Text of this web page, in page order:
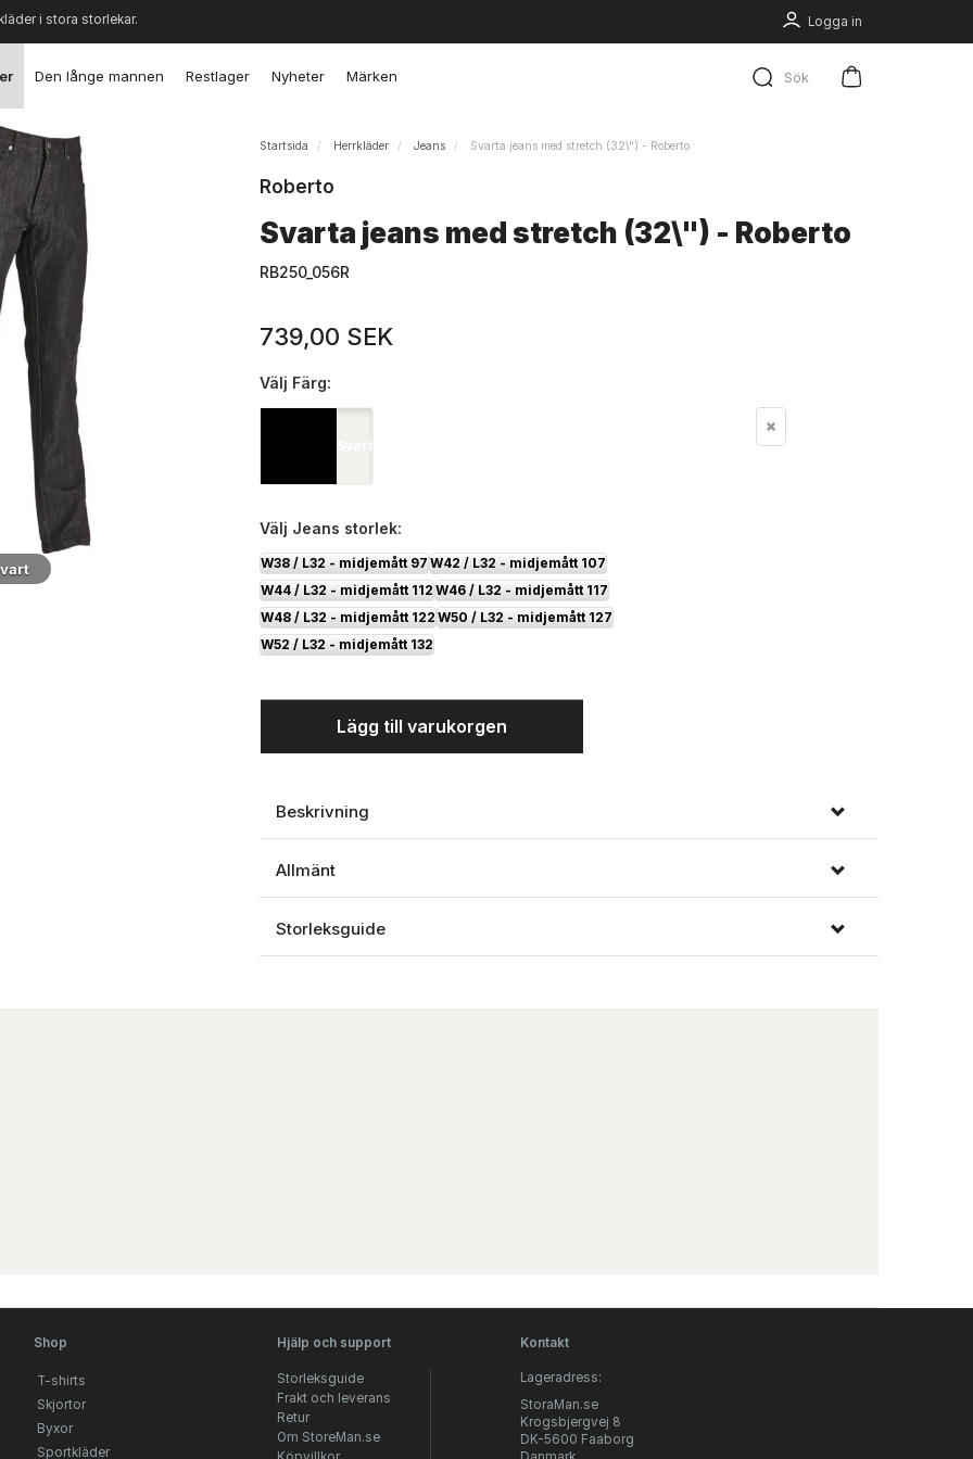
Logga in
i stora storlekar.
Sök
Den långe mannen Restlager Nyheter Märken
Startsida Herrkläder Jeans Svarta jeans med stretch (32\") - Roberto
Roberto
Svarta jeans med stretch (32\") - Roberto
RB250_056R
739,00 SEK
Välj Färg:
Svart
Välj Jeans storlek:
W38 / L32 - midjemått 97 W42 / L32 - midjemått 107
W44 / L32 - midjemått 112 W46 / L32 - midjemått 117
W48 / L32 - midjemått 122 W50 / L32 - midjemått 127
W52 / L32 - midjemått 132
Lägg till varukorgen
Beskrivning
Allmänt
Storleksguide
Shop
T-shirts
Skjortor
Byxor
Sportkläder
Hjälp och support
Storleksguide
Frakt och leverans
Retur
Om StoreMan.se
Kontakt
Lageradress:
StoraMan.se
Krogsbjergvej 8
DK-5600 Faaborg